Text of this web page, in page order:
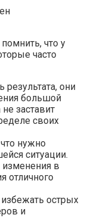
что у
часто
они
большой
заставит
своих
нужно
ситуации.
изменения в
отличного
острых
и